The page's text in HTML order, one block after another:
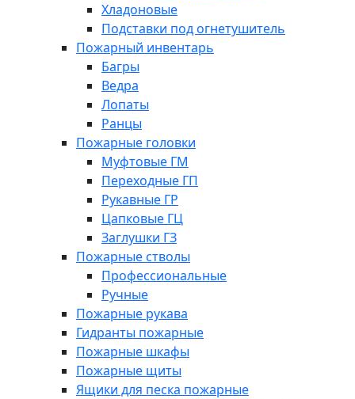
Хладоновые
Подставки под огнетушитель
Пожарный инвентарь
Багры
Ведра
Лопаты
Ранцы
Пожарные головки
Муфтовые ГМ
Переходные ГП
Рукавные ГР
Цапковые ГЦ
Заглушки ГЗ
Пожарные стволы
Профессиональные
Ручные
Пожарные рукава
Гидранты пожарные
Пожарные шкафы
Пожарные щиты
Ящики для песка пожарные